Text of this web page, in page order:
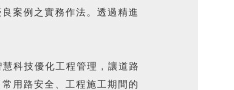
案例之實務作法。透過精進
科技優化工程管理，讓道路
用路安全、工程施工期間的